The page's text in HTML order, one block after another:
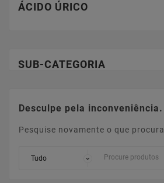
ÁCIDO ÚRICO
SUB-CATEGORIA
Desculpe pela inconveniência.
Pesquise novamente o que procura